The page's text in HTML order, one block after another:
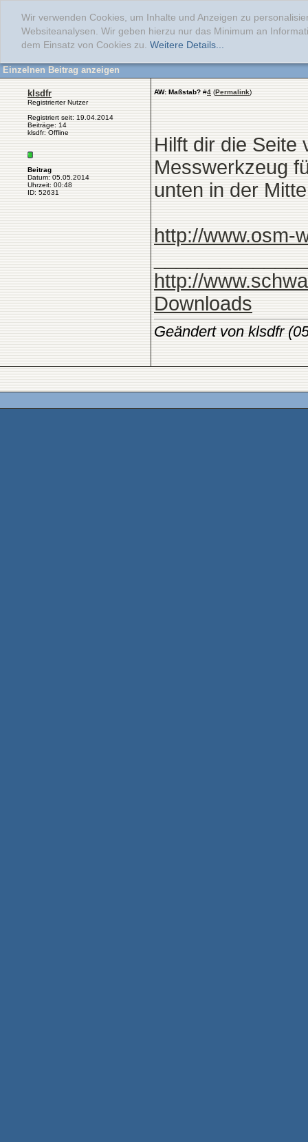
Wir verwenden Cookies, um Inhalte und Anzeigen zu
Websiteanalysen. Wir geben hierzu nur das Minimum an
dem Einsatz von Cookies zu. Weitere Details...
Einzelnen Beitrag anzeigen
klsdfr
Registrierter Nutzer
Registriert seit: 19.04.2014
Beiträge: 14
klsdfr: Offline
Beitrag
Datum: 05.05.2014
Uhrzeit: 00:48
ID: 52631
AW: Maßstab? #4 (Permalink)
Hilft dir die Seite
Messwerkzeug
unten in der
http://www.osm-
http://
Downloads
Geändert von klsdfr